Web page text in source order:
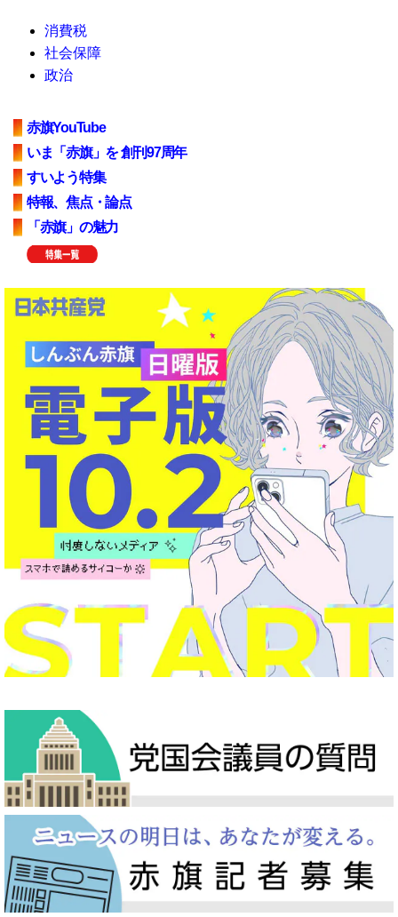
消費税
社会保障
政治
赤旗YouTube
いま「赤旗」を 創刊97周年
すいよう特集
特報、焦点・論点
「赤旗」の魅力